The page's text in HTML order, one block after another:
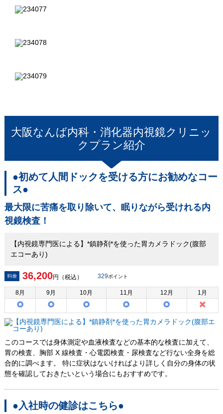
大阪なんば内科・消化器内視鏡クリニッ
ク プラン紹介
●初めて人間ドックを受ける方にお勧めなコー
ス●
最大限に苦痛を取り除いて、眠りながら受けれる内
視鏡検査！
【内視鏡専門医による】*鎮静剤*を使った胃カメラドック(腹部
エコーあり)
36,200円（税込） 329ポイント
8月 9 月 10月 11 月 12 月 1 月
このコースでは身体測定や血液検査などの基本的な検査に加えて、
胃の検査、胸部 X 線検査・心電図検査・尿検査など行ない全身を総
合的に調べます。 特に症状はないければより詳しく自分の身体の状
態を確認しておきたいという場合にもおすすめです。
●入社時の健診はこちら●